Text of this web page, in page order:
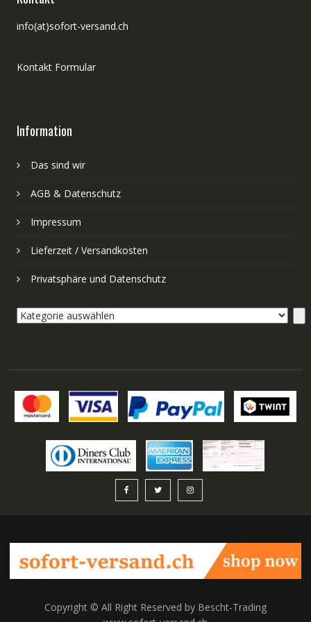
info(at)sofort-versand.ch
Kontakt Formular
Information
Das sind wir
AGB & Datenschutz
Impressum
Lieferzeit / Versandkosten
Privatsphäre und Datenschutz
Kategorie
Copyright © All Right Reserved by Bescht-Trading